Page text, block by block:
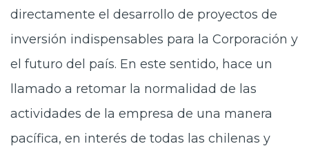
directamente el desarrollo de proyectos de
inversión indispensables para la Corporación y
el futuro del país. En este sentido, hace un
llamado a retomar la normalidad de las
actividades de la empresa de una manera
pacífica, en interés de todas las chilenas y